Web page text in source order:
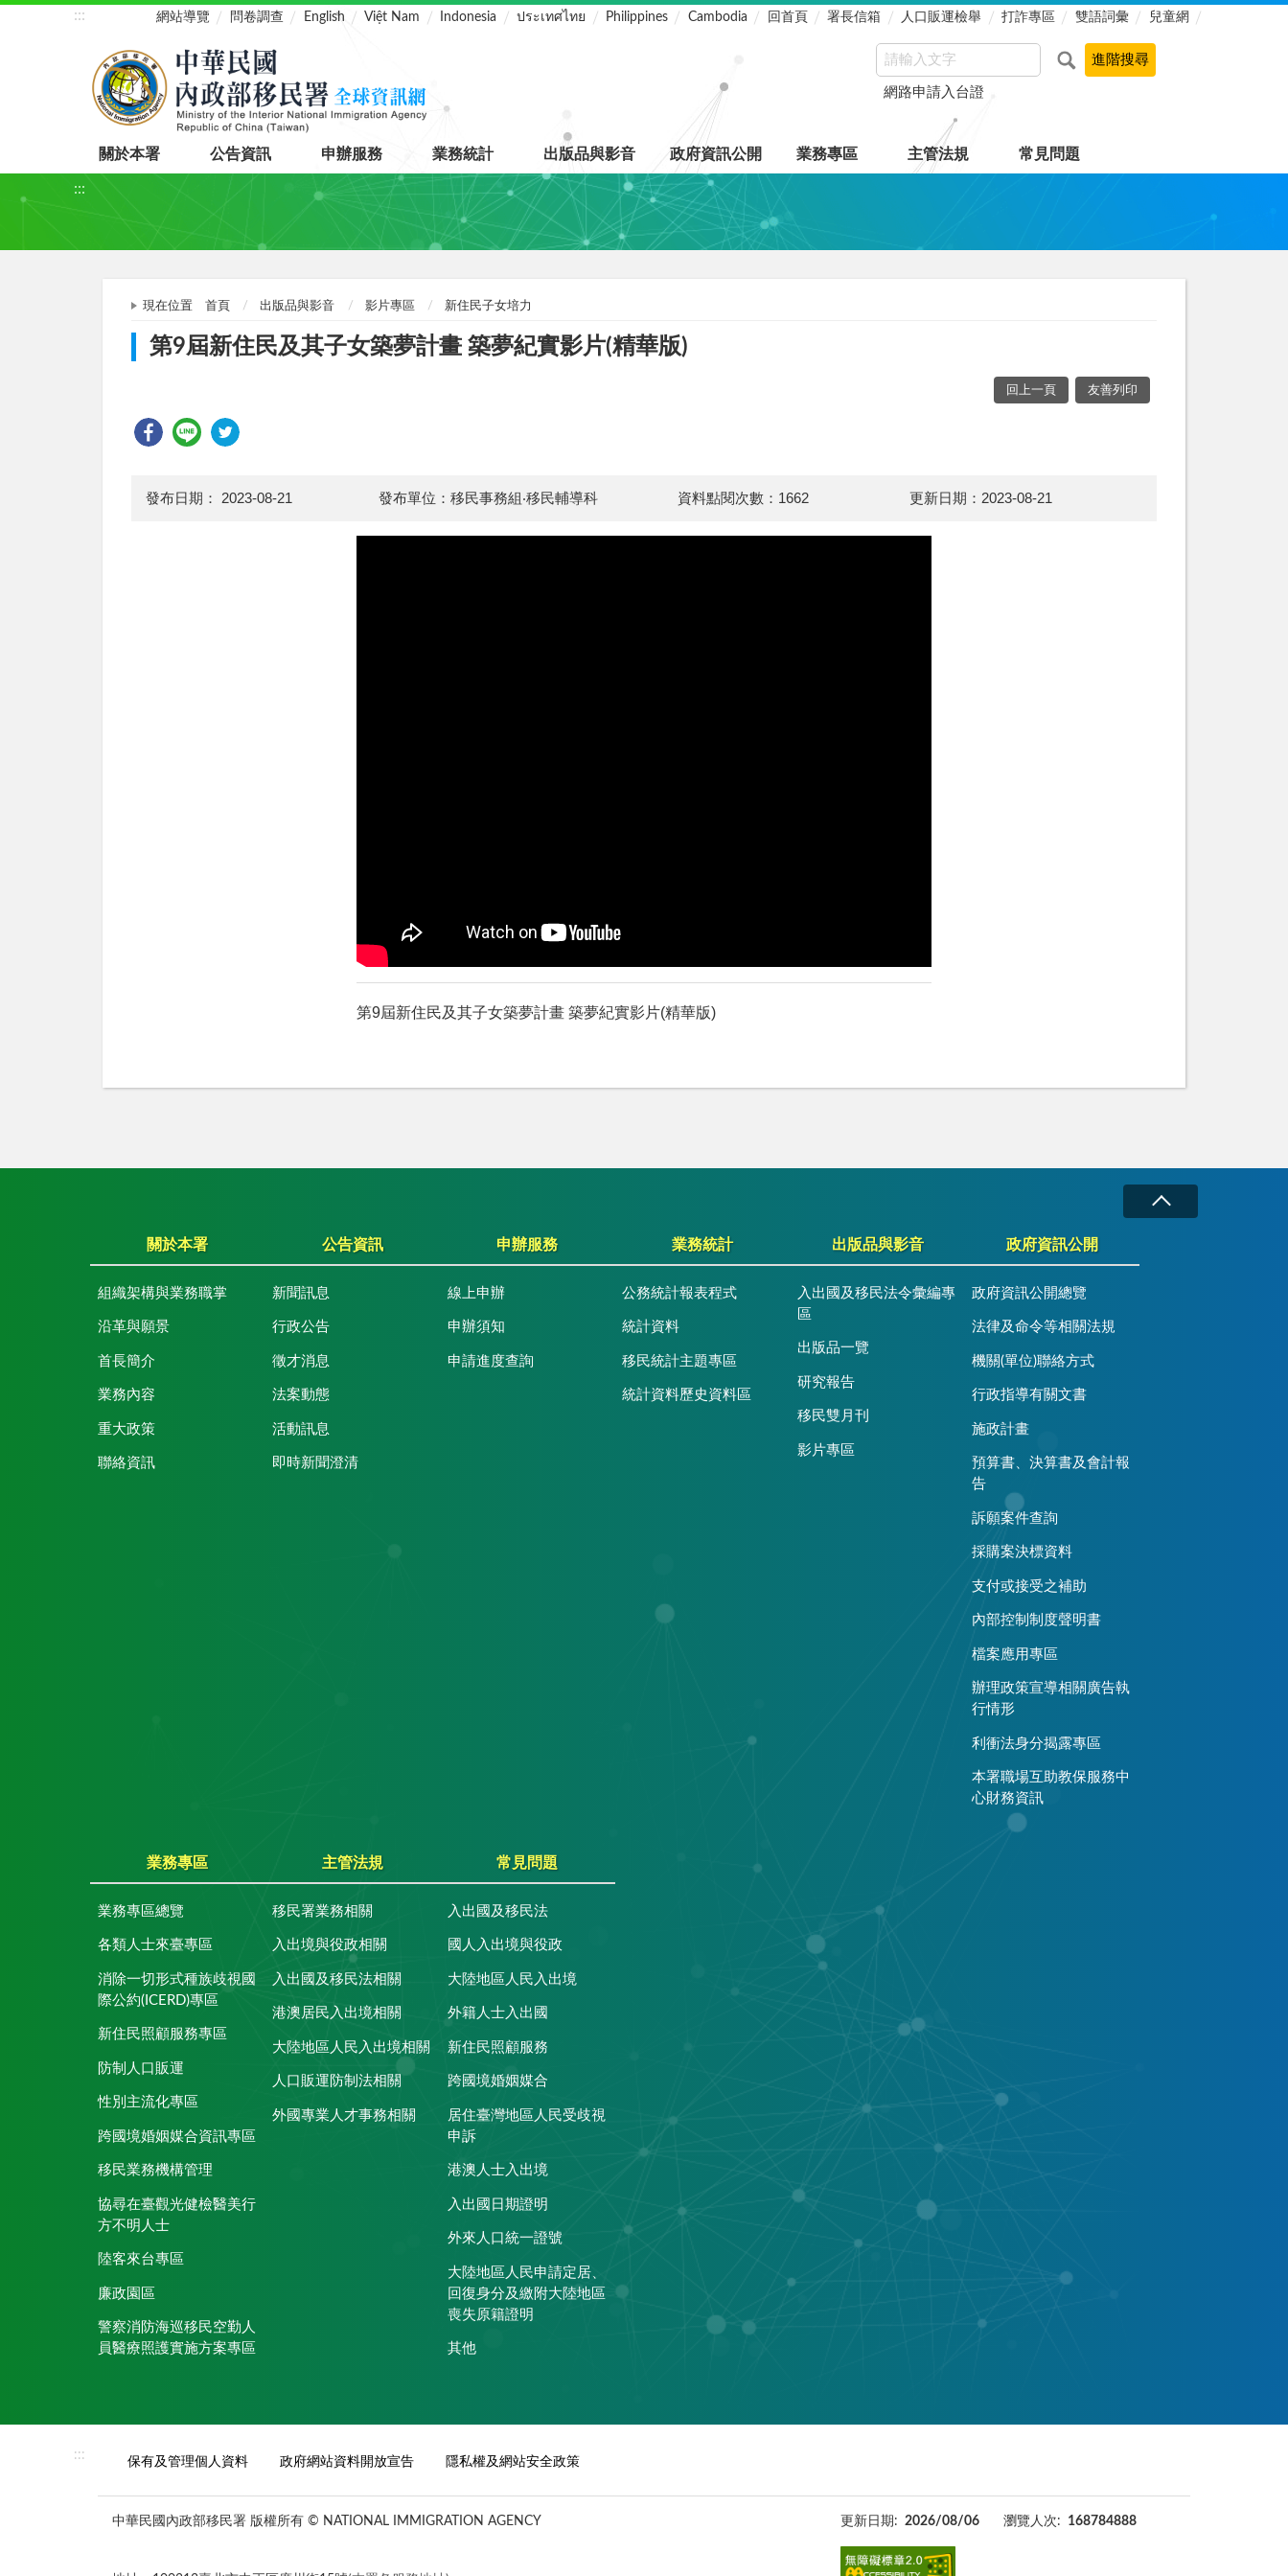
::: 網站導覽 問卷調查 English Việt Nam Indonesia ประเทศไทย Philippines Cambodia 回首頁 署長信箱 人口販運檢舉 打詐專區 雙語詞彙 兒童網
網路申請入台證
關於本署 公告資訊 申辦服務 業務統計 出版品與影音 政府資訊公開 業務專區 主管法規 常見問題
:::
現在位置 首頁 出版品與影音 影片專區 新住民子女培力
第9屆新住民及其子女築夢計畫 築夢紀實影片(精華版)
回上一頁 友善列印
發布日期： 2023-08-21 發布單位：移民事務組‧移民輔導科 資料點閱次數：1662 更新日期：2023-08-21
第9屆新住民及其子女築夢計畫 築夢紀實影片(精華版)
關於本署
組織架構與業務職掌
沿革與願景
首長簡介
業務內容
重大政策
聯絡資訊
公告資訊
新聞訊息
行政公告
徵才消息
法案動態
活動訊息
即時新聞澄清
申辦服務
線上申辦
申辦須知
申請進度查詢
業務統計
公務統計報表程式
統計資料
移民統計主題專區
統計資料歷史資料區
出版品與影音
入出國及移民法令彙編專
區
出版品一覽
研究報告
移民雙月刊
影片專區
政府資訊公開
政府資訊公開總覽
法律及命令等相關法規
機關(單位)聯絡方式
行政指導有關文書
施政計畫
預算書、決算書及會計報
告
訴願案件查詢
採購案決標資料
支付或接受之補助
內部控制制度聲明書
檔案應用專區
辦理政策宣導相關廣告執
行情形
利衝法身分揭露專區
本署職場互助教保服務中
心財務資訊
業務專區
業務專區總覽
各類人士來臺專區
消除一切形式種族歧視國
際公約(ICERD)專區
新住民照顧服務專區
防制人口販運
性別主流化專區
跨國境婚姻媒合資訊專區
移民業務機構管理
協尋在臺觀光健檢醫美行
方不明人士
陸客來台專區
廉政園區
警察消防海巡移民空勤人
員醫療照護實施方案專區
主管法規
移民署業務相關
入出境與役政相關
入出國及移民法相關
港澳居民入出境相關
大陸地區人民入出境相關
人口販運防制法相關
外國專業人才事務相關
常見問題
入出國及移民法
國人入出境與役政
大陸地區人民入出境
外籍人士入出國
新住民照顧服務
跨國境婚姻媒合
居住臺灣地區人民受歧視
申訴
港澳人士入出境
入出國日期證明
外來人口統一證號
大陸地區人民申請定居、
回復身分及繳附大陸地區
喪失原籍證明
其他
:::
保有及管理個人資料 政府網站資料開放宣告 隱私權及網站安全政策
中華民國內政部移民署 版權所有 © NATIONAL IMMIGRATION AGENCY 更新日期: 2026/08/06 瀏覽人次: 168784888